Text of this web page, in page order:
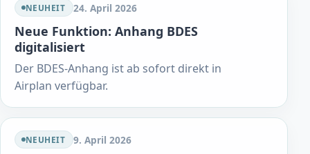
NEUHEIT 24. April 2026
Neue Funktion: Anhang BDES
digitalisiert
Der BDES-Anhang ist ab sofort direkt in
Airplan verfügbar.
NEUHEIT 9. April 2026